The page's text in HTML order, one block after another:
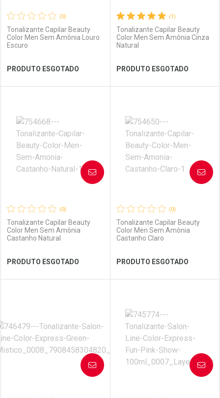
Ver Desconto Convênio Ver Desconto Convênio
(0)
Tonalizante Capilar Beauty
Color Men Sem Amônia Louro
Escuro
PRODUTO ESGOTADO
Laboratório
Ver Desconto Convênio
Por Menos
(1)
Tonalizante Capilar Beauty
Color Men Sem Amônia Cinza
Natural
PRODUTO ESGOTADO
Laboratório
Ver Desconto Convênio
Por Menos
(0)
Tonalizante Capilar Beauty
Color Men Sem Amônia
Castanho Natural
PRODUTO ESGOTADO
AVISE-ME
Laboratório
Por Menos
(0)
Tonalizante Capilar Beauty
Color Men Sem Amônia
Castanho Claro
PRODUTO ESGOTADO
AVISE-ME
Laboratório
Por Menos
AVISE-ME AVISE-ME